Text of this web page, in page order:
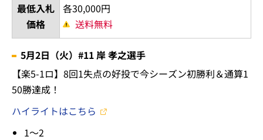
最低入札
価格
各30,000円
送料無料
5月2日（火）#11 岸 孝之選手
【楽5-1ロ】8回1失点の好投で今シーズン初勝利＆通算1
50勝達成！
ハイライトはこちら
1～2